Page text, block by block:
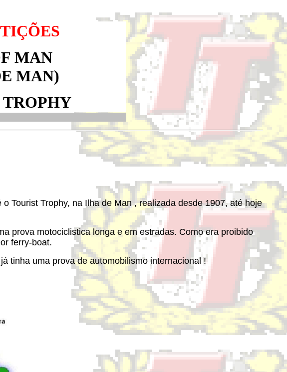
MAN
MAN)
Tourist Trophy, na Ilha de Man , realizada desde 1907, até hoje
prova motociclistica longa e em estradas. Como era proibido
ferry-boat.
tinha uma prova de automobilismo internacional !